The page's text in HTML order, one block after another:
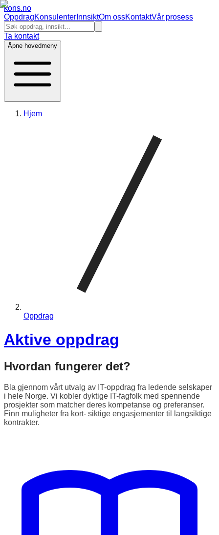
kons.no
OppdragKonsulenter InnsiktOm ossKontaktVår prosess
Ta kontakt
Åpne hovedmeny
Hjem
Oppdrag
Aktive oppdrag
Hvordan fungerer det?
Bla gjennom vårt utvalg av IT-oppdrag fra ledende selskaper
i hele Norge. Vi kobler dyktige IT-fagfolk med spennende
prosjekter som matcher deres kompetanse og preferanser.
Finn muligheter fra kort- siktige engasjementer til langsiktige
kontrakter.